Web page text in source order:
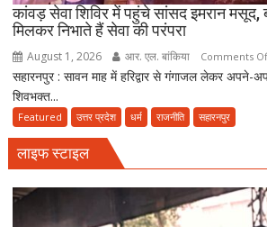
कांवड़ सेवा शिविर में पहुंचे सांसद इमरान मसूद,
मिलकर निभाते हैं सेवा की परंपरा
August 1, 2026 आर. एल. बांकिया Comments
सहारनपुर : सावन माह में हरिद्वार से गंगाजल लेकर अपने-
शिवभक्त...
Featured उत्तर प्रदेश धर्म राजनीति सहारनपुर
लाइफ स्टाइल